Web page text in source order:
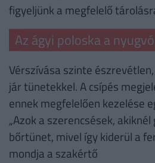
figyeljünk a megfelelő
Az ágyi poloska a
Vérszívása szinte
jár tünetekkel. A csípés
ennek megfelelően kezelése
„Azok a szerencsések,
bőrtünet, mivel így kiderül a
mondja a szakértő